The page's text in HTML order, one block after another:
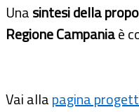
Unasintesi della
Regione Campaniaè
Vai allapagina